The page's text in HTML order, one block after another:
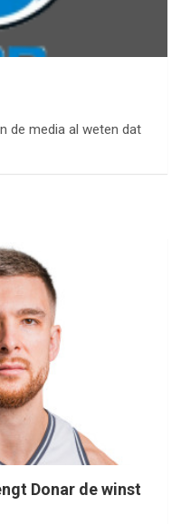
de media al weten dat
Donar de winst